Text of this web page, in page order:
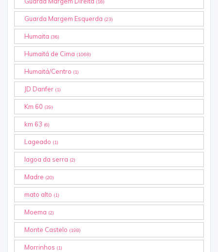
(16)
Guarda Margem Esquerda (23)
Humaita (36)
Humaitá de Cima (1068)
Humaitá/Centro (1)
JD Danfer (1)
Km 60 (39)
km 63 (6)
Lageado (1)
lagoa da serra (2)
Madre (20)
mato alto (1)
Moema (2)
Monte Castelo (198)
Morrinhos (1)